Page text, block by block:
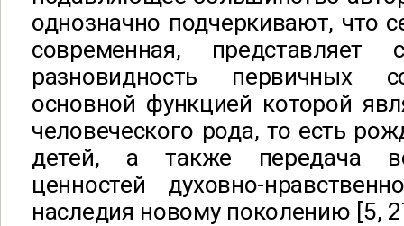
однозначно подчеркивают, что
современная, представляет
разновидность первичных
основной функцией которой
человеческого рода, то есть
детей, а также передача
ценностей духовно-
наследия новому поколению [5,